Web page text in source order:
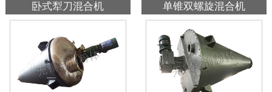
卧式犁刀混合机 单锥双螺旋混合机